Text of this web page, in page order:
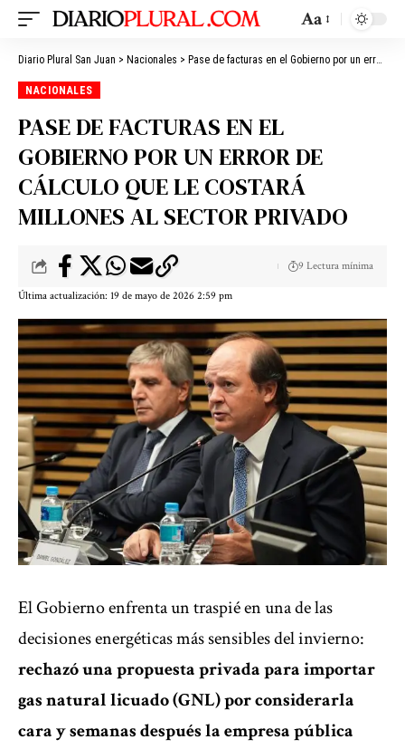
Aa
Diario Plural San Juan > Nacionales > Pase de facturas en el Gobierno por un error de cálculo que le costará millones al sector privado
NACIONALES
PASE DE FACTURAS EN EL
GOBIERNO POR UN ERROR DE
CÁLCULO QUE LE COSTARÁ
MILLONES AL SECTOR PRIVADO
Última actualización: 19 de mayo de 2026 2:59 pm
9 Lectura mínima
El Gobierno enfrenta un traspié en una de las
decisiones energéticas más sensibles del invierno:
rechazó una propuesta privada para importar
gas natural licuado (GNL) por considerarla
caray semanas después la empresa pública